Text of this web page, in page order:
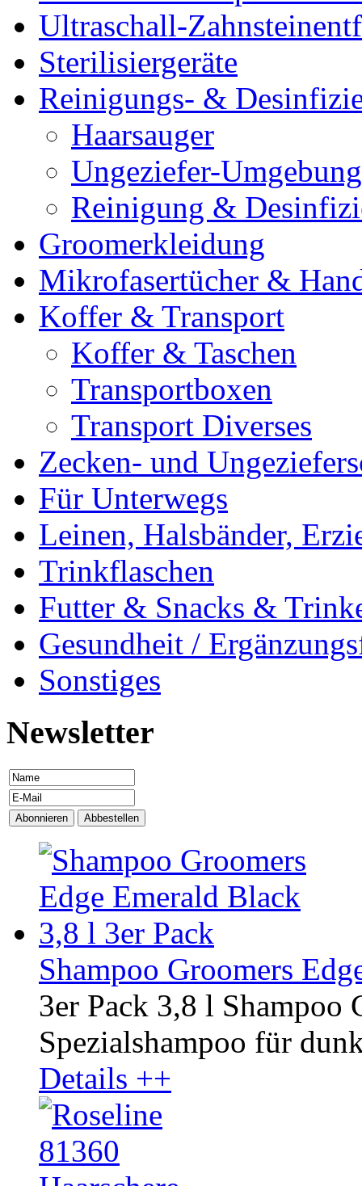
Ultraschall-
Sterilisiergeräte
Reinigungs- &
Haarsauger
Ungeziefer-
Reinigung &
Groomerkleidung
Mikrofasertücher &
Koffer & Transport
Koffer & Taschen
Transportboxen
Transport Diverses
Zecken- und
Für Unterwegs
Leinen, Halsbänder,
Trinkflaschen
Futter & Snacks &
Gesundheit /
Sonstiges
Newsletter
Shampoo Groomers
3er Pack 3,8 l Shampoo
Spezialshampoo für
Details ++